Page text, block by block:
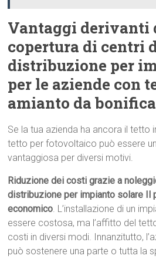
Vantaggi derivanti
copertura di centri
distribuzione per
per le aziende con
amianto da
Se la tua azienda ha ancora il tetto
tetto per fotovoltaico può essere
vantaggiosa per diversi motivi.
Riduzione dei costi grazie a
distribuzione per impianto solare Il
economico. L’installazione di un
essere costosa, ma l’affitto del
costi in diversi modi. Innanzitutto,
può sostenere una parte o tutta la